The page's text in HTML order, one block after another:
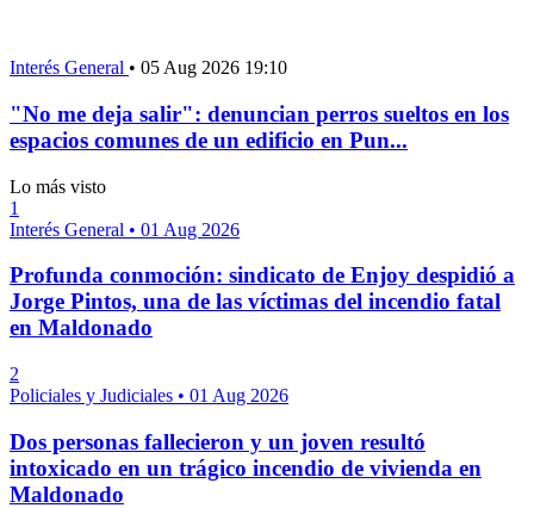
Interés General • 05 Aug 2026 19:10
"No me deja salir": denuncian perros sueltos en los
espacios comunes de un edificio en Pun...
Lo más visto
1
Interés General • 01 Aug 2026
Profunda conmoción: sindicato de Enjoy despidió a
Jorge Pintos, una de las víctimas del incendio fatal
en Maldonado
2
Policiales y Judiciales • 01 Aug 2026
Dos personas fallecieron y un joven resultó
intoxicado en un trágico incendio de vivienda en
Maldonado